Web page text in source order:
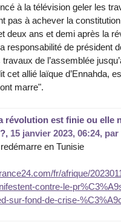
à la télévision geler les
pas à achever la
deux ans et demi après la
responsabilité de président
de l’assemblée
cet allié laïque d’Ennahda,
marre".
révolution est finie ou elle
15 janvier 2023, 06:24, par
en Tunisie
fr/afrique/
contre-le-
sur-fond-de-crise-